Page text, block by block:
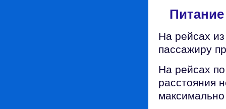
Питание
На рейсах
пассажиру
На рейсах
расстояния